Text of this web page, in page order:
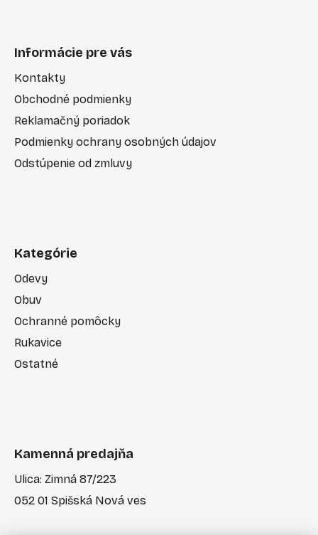
Informácie pre vás
Kontakty
Obchodné podmienky
Reklamačný poriadok
Podmienky ochrany osobných údajov
Odstúpenie od zmluvy
Kategórie
Odevy
Obuv
Ochranné pomôcky
Rukavice
Ostatné
Kamenná predajňa
Ulica: Zimná 87/223
052 01 Spišská Nová ves